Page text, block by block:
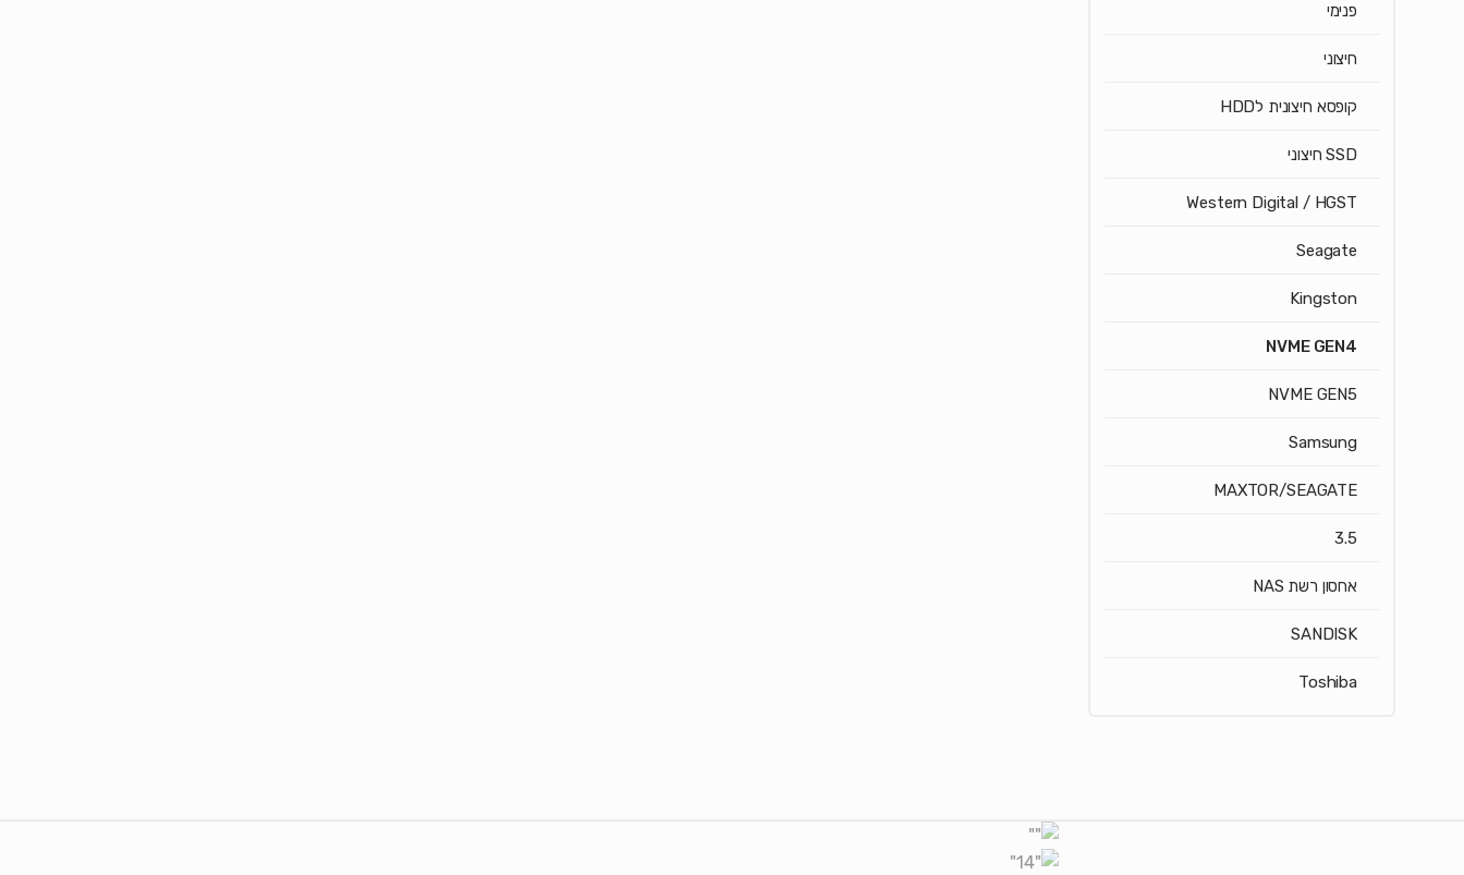
פנימי
חיצוני
קופסא חיצונית לHDD
SSD חיצוני
Western Digital / HGST
Seagate
Kingston
NVME GEN4
NVME GEN5
Samsung
MAXTOR/SEAGATE
3.5
אחסון רשת NAS
SANDISK
Toshiba